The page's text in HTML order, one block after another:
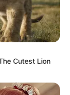
Cutest Lion